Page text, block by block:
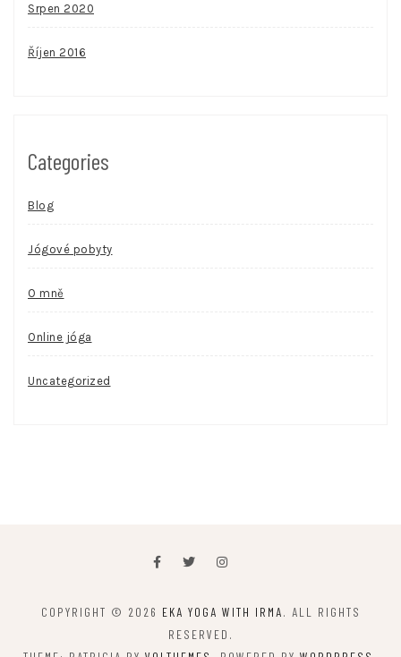
Srpen 2020
Říjen 2016
Categories
Blog
Jógové pobyty
O mně
Online jóga
Uncategorized
COPYRIGHT © 2026 EKA YOGA WITH IRMA. ALL RIGHTS
RESERVED.